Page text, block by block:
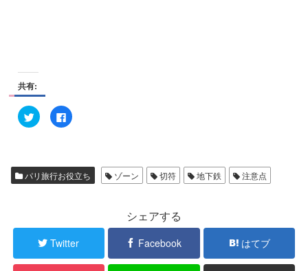
共有:
ク
リ
w
i
共
有
し
F
a
k
で
は
ク
リ
ク
パリ旅行お役立ち ゾーン 切符 地下鉄 注意点
シェアする
Twitter Facebook はてブ